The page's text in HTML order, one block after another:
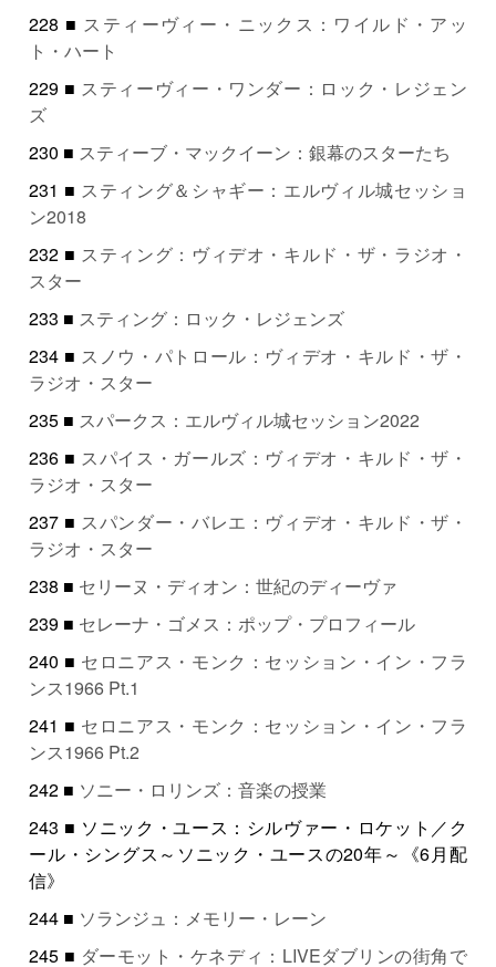
228 ■ スティーヴィー・ニックス：ワイルド・アッ
ト・ハート
229 ■ スティーヴィー・ワンダー：ロック・レジェン
ズ
230 ■ スティーブ・マックイーン：銀幕のスターたち
231 ■ スティング＆シャギー：エルヴィル城セッショ
ン2018
232 ■ スティング：ヴィデオ・キルド・ザ・ラジオ・
スター
233 ■ スティング：ロック・レジェンズ
234 ■ スノウ・パトロール：ヴィデオ・キルド・ザ・
ラジオ・スター
235 ■ スパークス：エルヴィル城セッション2022
236 ■ スパイス・ガールズ：ヴィデオ・キルド・ザ・
ラジオ・スター
237 ■ スパンダー・バレエ：ヴィデオ・キルド・ザ・
ラジオ・スター
238 ■ セリーヌ・ディオン：世紀のディーヴァ
239 ■ セレーナ・ゴメス：ポップ・プロフィール
240 ■ セロニアス・モンク：セッション・イン・フラ
ンス1966 Pt.1
241 ■ セロニアス・モンク：セッション・イン・フラ
ンス1966 Pt.2
242 ■ ソニー・ロリンズ：音楽の授業
243 ■ ソニック・ユース：シルヴァー・ロケット／ク
ール・シングス～ソニック・ユースの20年～《6月配
信》
244 ■ ソランジュ：メモリー・レーン
245 ■ ダーモット・ケネディ：LIVEダブリンの街角で